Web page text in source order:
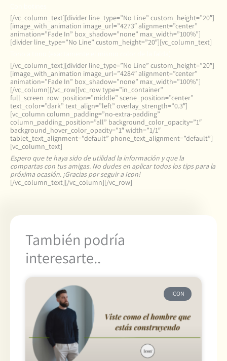
[/vc_column_text][divider line_type=”No Line” custom_height=”20″]
[image_with_animation image_url=”4273″ alignment=”center”
animation=”Fade In” box_shadow=”none” max_width=”100%”]
[divider line_type=”No Line” custom_height=”20″][vc_column_text]
[/vc_column_text][divider line_type=”No Line” custom_height=”20″]
[image_with_animation image_url=”4284″ alignment=”center”
animation=”Fade In” box_shadow=”none” max_width=”100%”]
[/vc_column][/vc_row][vc_row type=”in_container”
full_screen_row_position=”middle” scene_position=”center”
text_color=”dark” text_align=”left” overlay_strength=”0.3″]
[vc_column column_padding=”no-extra-padding”
column_padding_position=”all” background_color_opacity=”1″
background_hover_color_opacity=”1″ width=”1/1″
tablet_text_alignment=”default” phone_text_alignment=”default”]
[vc_column_text]
Espero que te haya sido de utilidad la información y que la
compartas con tus amigas. No dudes en aplicar todos los tips para la
próxima ocasión. ¡Gracias por seguir a Icon!
[/vc_column_text][/vc_column][/vc_row]
También podría
interesarte..
ICON